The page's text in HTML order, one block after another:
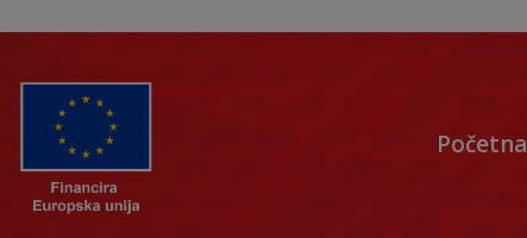
Početna